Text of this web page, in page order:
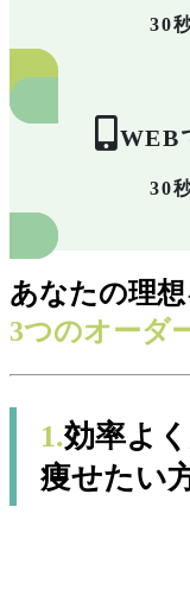
30
WEB
30
あなたの理
3つのオーダ
1.効率よ
痩せたい